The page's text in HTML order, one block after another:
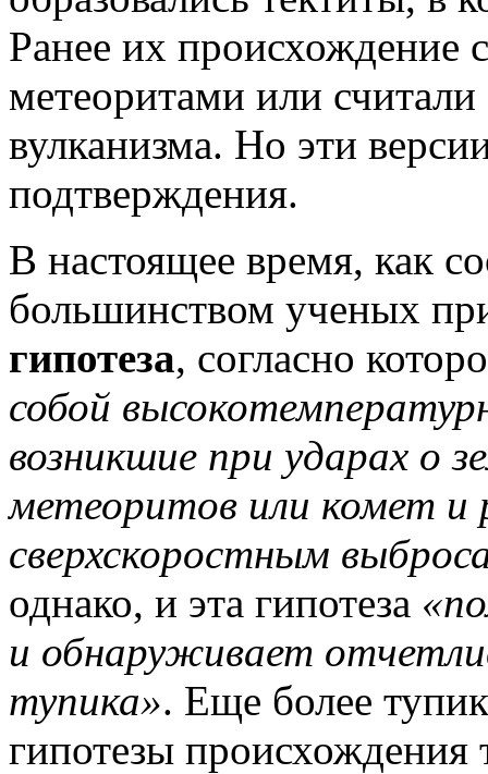
Ранее их происхождение
метеоритами или
вулканизма. Но эти
подтверждения.
В настоящее время, как
большинством ученых
гипотеза, согласно
собой
возникшие при ударах о
метеоритов или комет и
сверхскоростным
однако, и эта гипотеза
и обнаруживает
тупика». Еще более
гипотезы происхождения